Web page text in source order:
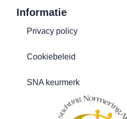
Informatie
Privacy policy
Cookiebeleid
SNA keurmerk